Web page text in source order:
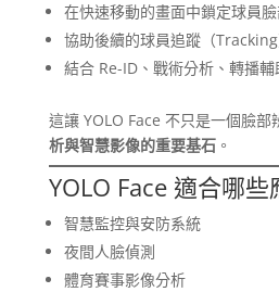
在快速移動的畫面中鎖定球員
協助後續的球員追蹤（Tracking
結合 Re-ID、戰術分析、轉播輔
這讓 YOLO Face 不只是一個臉部
析與智慧影像的重要基石。
YOLO Face 適合哪些
智慧監控與安防系統
夜間人臉偵測
體育賽事影像分析